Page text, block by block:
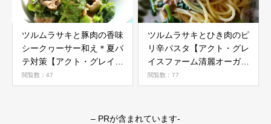
ツルムラサキと豚肉の香味
シークヮーサー和え＊夏バ
テ対策【アクト・グレイス
ファーム清麗オーガニック
野菜活用レシピ】
閲覧数：47
ツルムラサキとひき肉のピ
リ辛パスタ【アクト・グレ
イスファーム清麗オーガニ
ック野菜活用レシピ】
閲覧数：77
– PRが含まれています-